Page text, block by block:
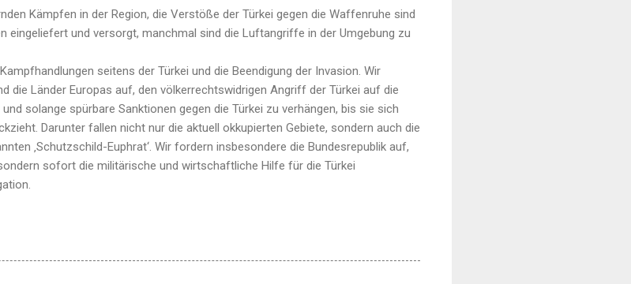
Kämpfen in der Region, die Verstöße der Türkei gegen die Waffenruhe sind
eingeliefert und versorgt, manchmal sind die Luftangriffe in der Umgebung zu
seitens der Türkei und die Beendigung der Invasion. Wir
die Länder Europas auf, den völkerrechtswidrigen Angriff der Türkei auf die
solange spürbare Sanktionen gegen die Türkei zu verhängen, bis sie sich
Darunter fallen nicht nur die aktuell okkupierten Gebiete, sondern auch die
‚Schutzschild-Euphrat‘. Wir fordern insbesondere die Bundesrepublik auf,
sofort die militärische und wirtschaftliche Hilfe für die Türkei